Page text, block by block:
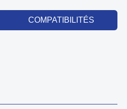
COMPATIBILITÉS